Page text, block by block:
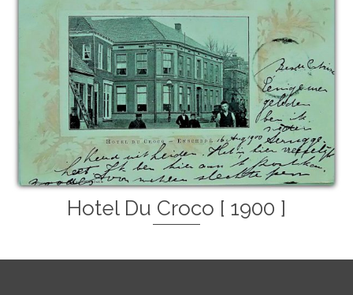
Hotel Du Croco [ 1900 ]